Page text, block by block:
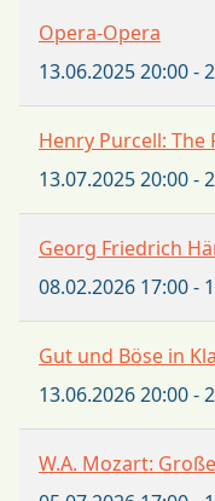
Opera-Opera
13.06.202520:00-
Henry Purcell: The
13.07.202520:00-
Georg Friedrich
08.02.2026 17:00-
Gut und Böse in
13.06.202620:00-
W.A. Mozart: